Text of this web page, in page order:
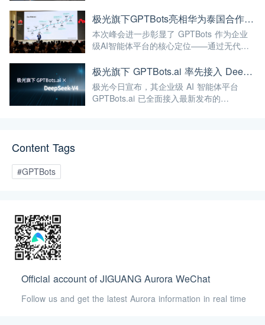
正的"能力出海"。
极光旗下GPTBots亮相华为泰国合作伙伴峰会，带来让流量真正转化为业绩的AI解决方案
本次峰会进一步彰显了 GPTBots 作为企业
级AI智能体平台的核心定位——通过无代码
力，帮助企业将AI能力真正落地于实际业务
场景，而非停留在概念层面。
极光旗下 GPTBots.ai 率先接入 DeepSeek-V4 Preview：百万级上下文与新一代智能体 AI 赋能企业用户
极光今日宣布，其企业级 AI 智能体平台
GPTBots.ai 已全面接入最新发布的
Content Tags
#GPTBots
Official account of JIGUANG Aurora WeChat
Follow us and get the latest Aurora information in real time